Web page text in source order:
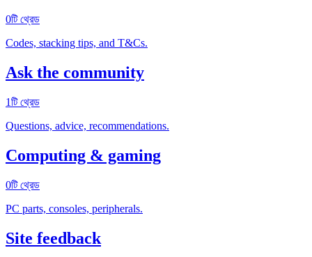
0টি থ্রেড
Codes, stacking tips, and T&Cs.
Ask the community
1টি থ্রেড
Questions, advice, recommendations.
Computing & gaming
0টি থ্রেড
PC parts, consoles, peripherals.
Site feedback